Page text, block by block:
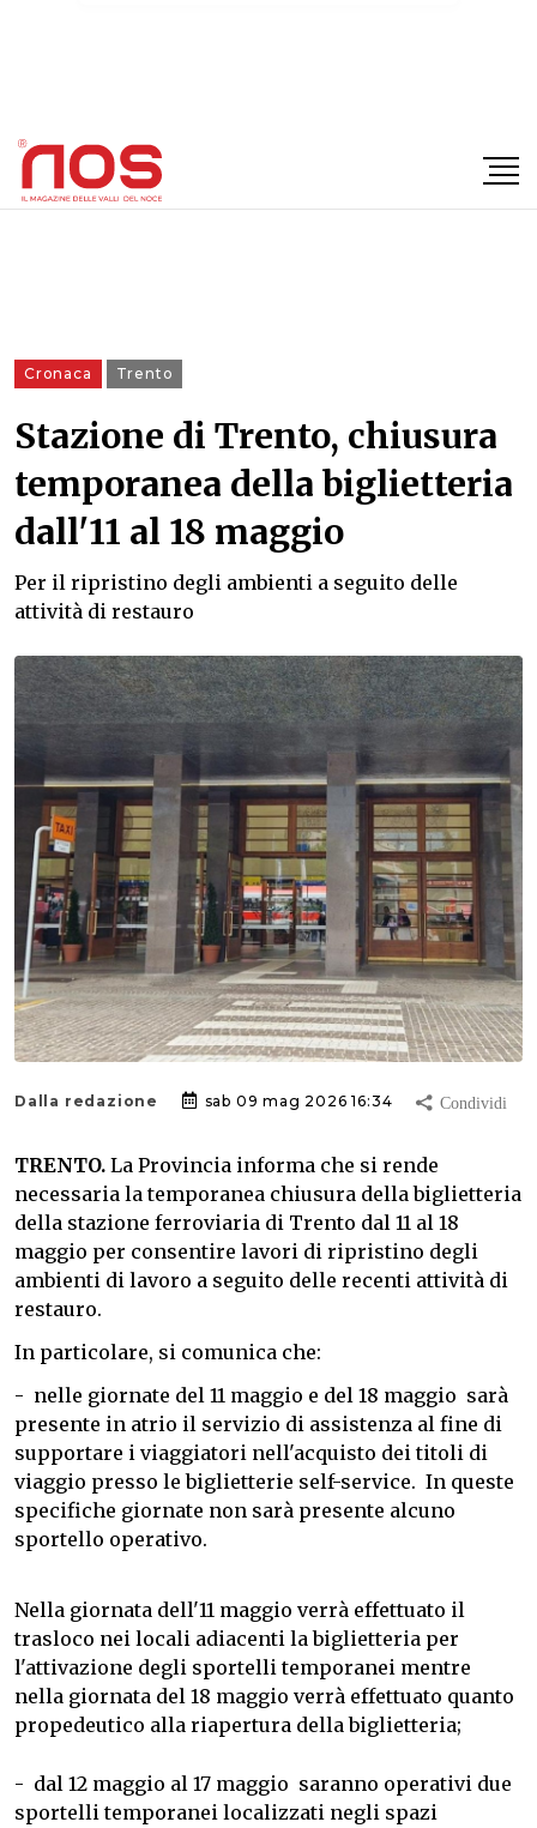
Cronaca Trento
Stazione di Trento, chiusura
temporanea della biglietteria
dall'11 al 18 maggio
Per il ripristino degli ambienti a seguito delle
attività di restauro
Dalla redazione sab 09 mag 2026 16:34
TRENTO. La Provincia informa che si rende
necessaria la temporanea chiusura della biglietteria
della stazione ferroviaria di Trento dal 11 al 18
maggio per consentire lavori di ripristino degli
ambienti di lavoro a seguito delle recenti attività di
restauro.
In particolare, si comunica che:
- nelle giornate del 11 maggio e del 18 maggio sarà
presente in atrio il servizio di assistenza al fine di
supportare i viaggiatori nell'acquisto dei titoli di
viaggio presso le biglietterie self-service. In queste
specifiche giornate non sarà presente alcuno
sportello operativo.
Nella giornata dell'11 maggio verrà effettuato il
trasloco nei locali adiacenti la biglietteria per
l'attivazione degli sportelli temporanei mentre
nella giornata del 18 maggio verrà effettuato quanto
propedeutico alla riapertura della biglietteria;
- dal 12 maggio al 17 maggio saranno operativi due
sportelli temporanei localizzati negli spazi